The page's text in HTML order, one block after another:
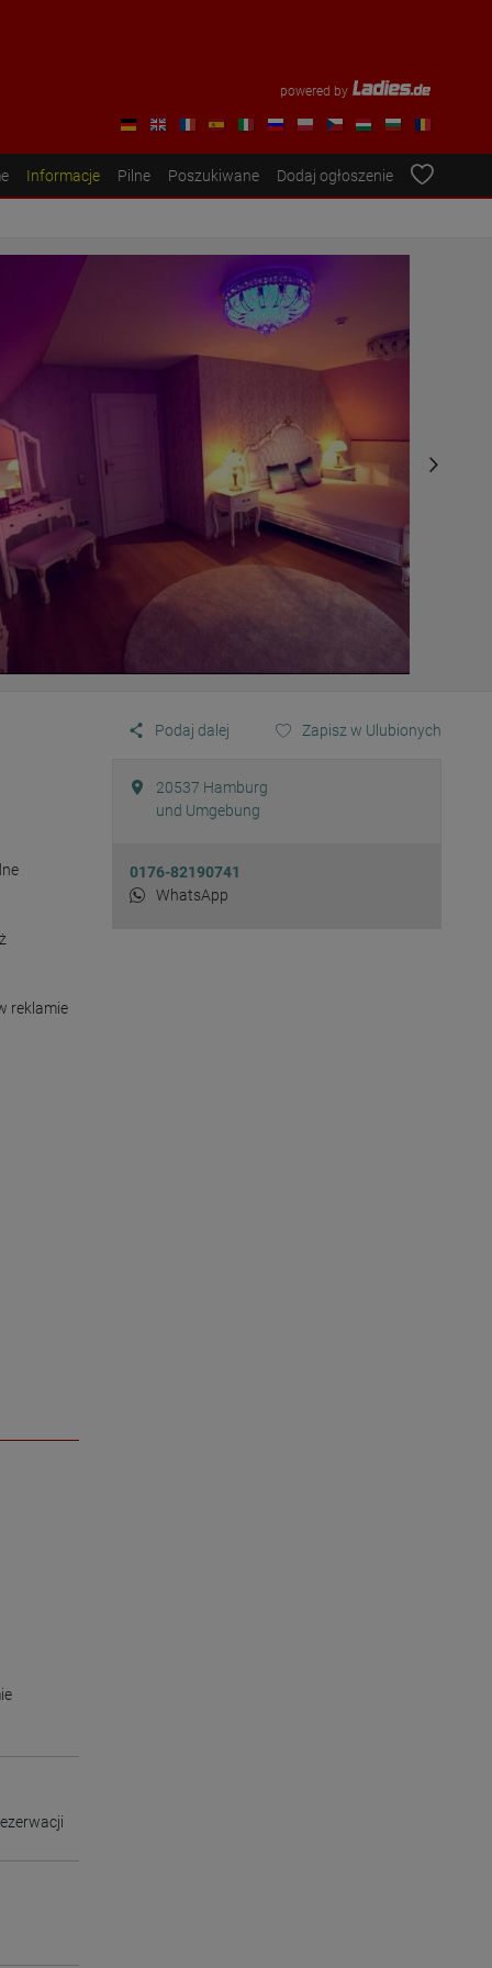
powered by
Informacje Pilne Poszukiwane Dodaj ogłoszenie
reklamie
Podaj dalej Zapisz w Ulubionych
20537 Hamburg
und Umgebung
0176-82190741
WhatsApp